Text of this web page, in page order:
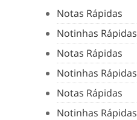
Notas Rápidas
Notinhas Rápidas
Notas Rápidas
Notinhas Rápidas
Notas Rápidas
Notinhas Rápidas